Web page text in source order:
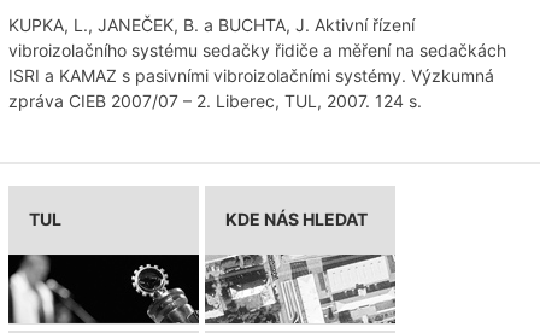
KUPKA, L., JANEČEK, B. a BUCHTA, J. Aktivní řízení
vibroizolačního systému sedačky řidiče a měření na sedačkách
ISRI a KAMAZ s pasivními vibroizolačními systémy. Výzkumná
zpráva CIEB 2007/07 – 2. Liberec, TUL, 2007. 124 s.
TUL KDE NÁS HLEDAT